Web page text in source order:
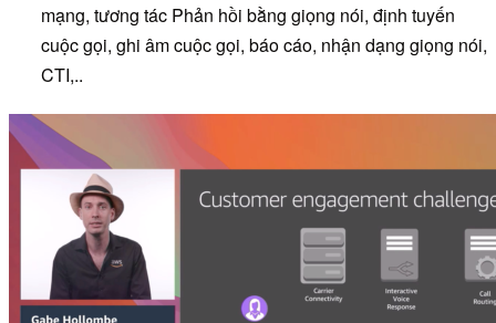
mạng, tương tác Phản hồi bằng giọng nói, định tuyến
cuộc gọi, ghi âm cuộc gọi, báo cáo, nhận dạng giọng nói,
CTI,..